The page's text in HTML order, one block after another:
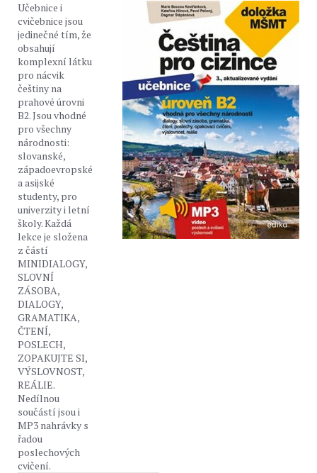
Učebnice i
cvičebnice jsou
jedinečné tím, že
obsahují
komplexní látku
pro nácvik
češtiny na
prahové úrovni
B2. Jsou vhodné
pro všechny
národnosti:
slovanské,
západoevropské
a asijské
studenty, pro
univerzity i letní
školy. Každá
lekce je složena
z částí
MINIDIALOGY,
SLOVNÍ
ZÁSOBA,
DIALOGY,
GRAMATIKA,
ČTENÍ,
POSLECH,
ZOPAKUJTE SI,
VÝSLOVNOST,
REÁLIE.
Nedílnou
součástí jsou i
MP3 nahrávky s
řadou
poslechových
cvičení.